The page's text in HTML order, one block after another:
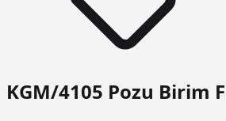
KGM/4105 Pozu Birim